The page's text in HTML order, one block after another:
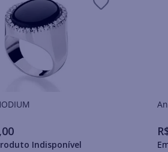
RHODIUM
00
Indisponível